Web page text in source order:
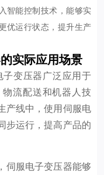
智能控制技术，能够实
优运行状态，提升生产
实际应用场景
变压器广泛应用于
流配送和机器人技
产线中，使用伺服电
步运行，提高产品的
伺服电子变压器能够